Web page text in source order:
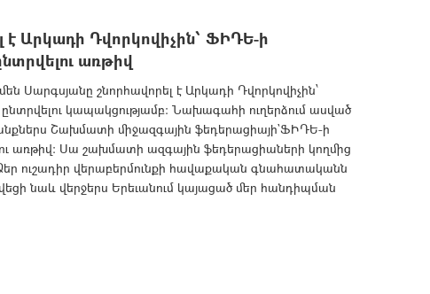
Արկադի Դվորկովիչին՝ ՖԻԴԵ-ի
առթիվ
Սարգսյանը շնորհավորել է Արկադի Դվորկովիչին՝
կապակցությամբ: Նախագահի ուղերձում ասված
Շախմատի միջազգային ֆեդերացիայի`ՖԻԴԵ-ի
առթիվ: Սա շախմատի ազգային ֆեդերացիաների կողմից
ուշադիր վերաբերմունքի հավաքական գնահատականն
նաև վերջերս Երեւանում կայացած մեր հանդիպման